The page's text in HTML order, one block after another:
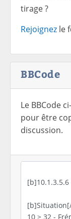
tirage ?
Rejoignez le
BBCode
Le BBCode
pour être
discussion.